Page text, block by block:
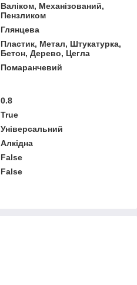
Валіком, Механізований,
Пензликом
Глянцева
Пластик, Метал, Штукатурка,
Бетон, Дерево, Цегла
Помаранчевий
0.8
True
Універсальний
Алкідна
False
False